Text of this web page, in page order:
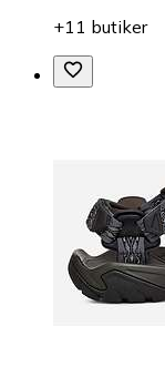
+11 butiker